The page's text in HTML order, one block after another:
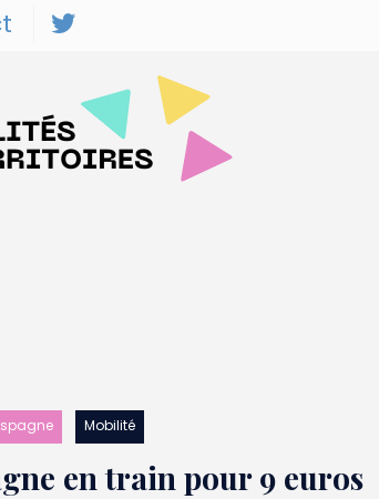
Mobilité
en train pour 9 euros